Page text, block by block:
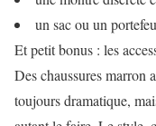
un sac ou un
Et petit bonus : les
Des chaussures marron
toujours dramatique,